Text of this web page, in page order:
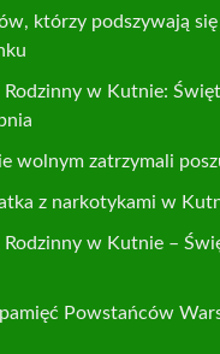
którzy podszywają się
w Kutnie:
wolnym zatrzymali
z narkotykami w
w Kutnie –
Powstańców